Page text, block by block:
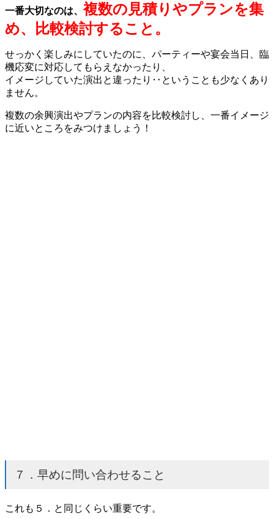
一番大切なのは、複数の見積りやプランを集
め、比較検討すること。
せっかく楽しみにしていたのに、パーティーや宴会当日、臨
機応変に対応してもらえなかったり、
イメージしていた演出と違ったり‥ということも少なくあり
ません。
複数の余興演出やプランの内容を比較検討し、一番イメージ
に近いところをみつけましょう！
７．早めに問い合わせること
これも５．と同じくらい重要です。